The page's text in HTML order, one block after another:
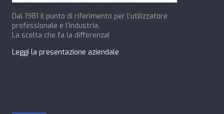
Dal 1981 il punto di riferimento per l’utilizzatore
professionale e l’industria.
La scelta che fa la differenza!
Leggi la presentazione aziendale